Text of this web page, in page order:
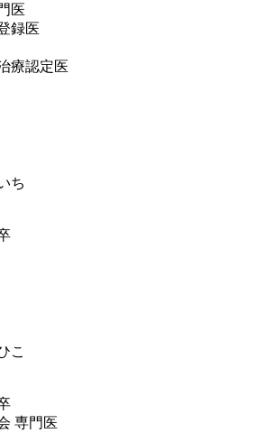
医
録医
療認定医
ち
こ
専門医